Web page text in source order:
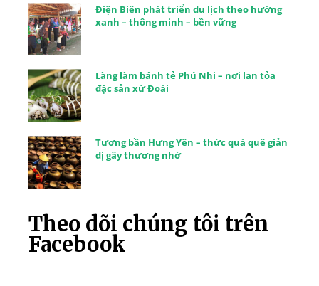
Điện Biên phát triển du lịch theo hướng
xanh – thông minh – bền vững
Làng làm bánh tẻ Phú Nhi – nơi lan tỏa
đặc sản xứ Đoài
Tương bần Hưng Yên – thức quà quê giản
dị gây thương nhớ
Theo dõi chúng tôi trên
Facebook